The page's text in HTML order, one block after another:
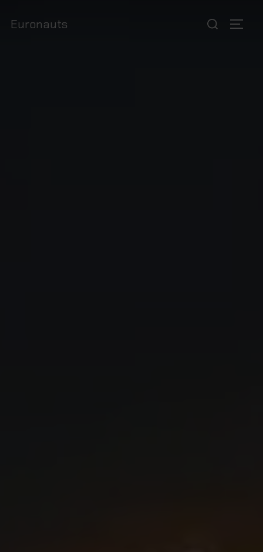
Euronauts